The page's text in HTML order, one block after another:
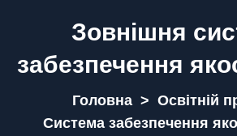
Зовнішня
забезпечення
Головна > Освітній
Система забезпечення